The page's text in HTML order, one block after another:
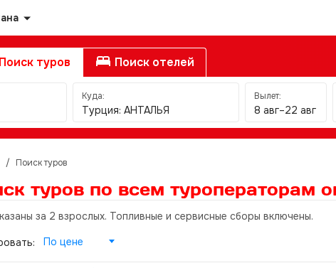
Поиск туров Поиск отелей
Куда:
Турция: АНТАЛЬЯ
Вылет:
8 авг–22 авг
/ Поиск туров
туров по всем туроператорам
за 2 взрослых. Топливные и сервисные сборы включены.
По цене